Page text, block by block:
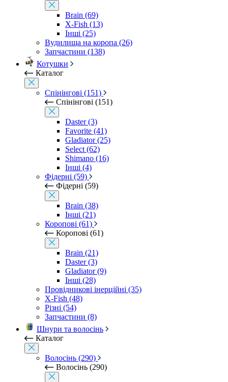
Brain (69)
X-Fish (13)
Інші (25)
Вудилища на коропа (26)
Запчастини (138)
Котушки
Каталог
Спінінгові (151)
Спінінгові (151)
Daster (3)
Favorite (41)
Gladiator (25)
Select (62)
Shimano (16)
Інші (4)
Фідерні (59)
Фідерні (59)
Brain (38)
Інші (21)
Коропові (61)
Коропові (61)
Brain (21)
Daster (3)
Gladiator (9)
Інші (28)
Провідникові інерційні (35)
X-Fish (48)
Різні (54)
Запчастини (8)
Шнури та волосінь
Каталог
Волосінь (290)
Волосінь (290)